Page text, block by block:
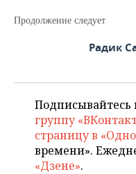
Продолжение следует
Радик
Подписывайтесь
группу
страницу в
времени».
«Дзене».